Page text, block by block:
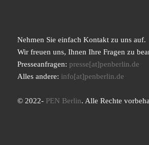
Nehmen Sie einfach Kontakt zu uns auf.
Wir freuen uns, Ihnen Ihre Fragen zu
Presseanfragen: presse[at]penberlin.de
Alles andere: info[at]penberlin.de
© 2022- PEN Berlin. Alle Rechte